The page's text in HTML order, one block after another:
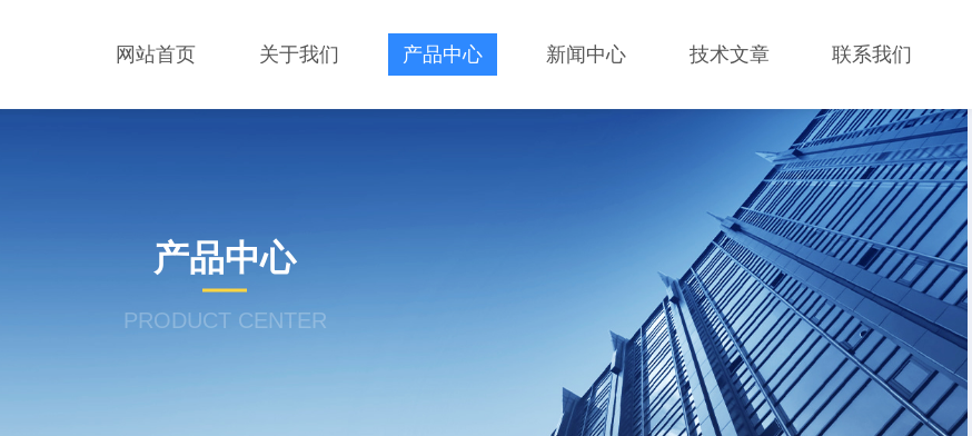
网站首页 关于我们 产品中心 新闻中心 技术文章 联系我们
产品中心
PRODUCT CENTER